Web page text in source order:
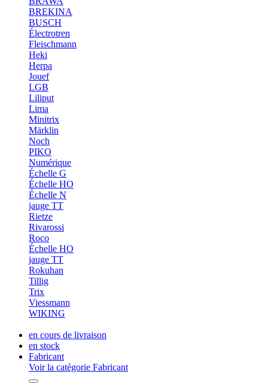
BREKINA
BUSCH
Électrotren
Fleischmann
Heki
Herpa
Jouef
LGB
Liliput
Lima
Minitrix
Märklin
Noch
PIKO
Numérique
Échelle G
Échelle HO
Échelle N
jauge TT
Rietze
Rivarossi
Roco
Échelle HO
jauge TT
Rokuhan
Tillig
Trix
Viessmann
WIKING
en cours de livraison
en stock
Fabricant
Voir la catégorie Fabricant